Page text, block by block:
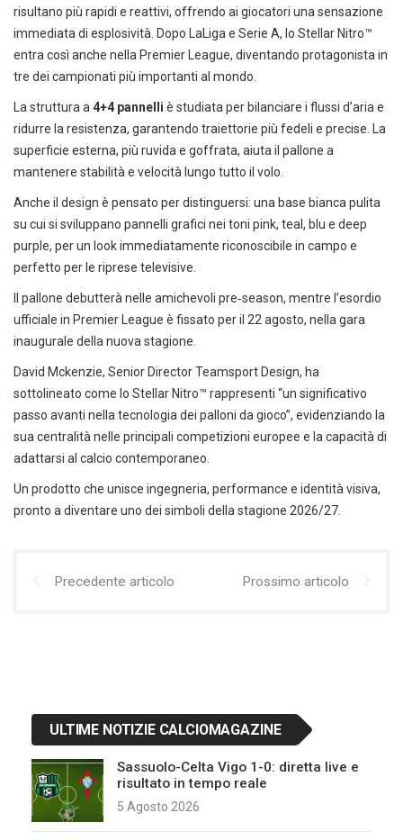
risultano più rapidi e reattivi, offrendo ai giocatori una sensazione
immediata di esplosività. Dopo LaLiga e Serie A, lo Stellar Nitro™
entra così anche nella Premier League, diventando protagonista in
tre dei campionati più importanti al mondo.
La struttura a 4+4 pannelli è studiata per bilanciare i flussi d’aria e
ridurre la resistenza, garantendo traiettorie più fedeli e precise. La
superficie esterna, più ruvida e goffrata, aiuta il pallone a
mantenere stabilità e velocità lungo tutto il volo.
Anche il design è pensato per distinguersi: una base bianca pulita
su cui si sviluppano pannelli grafici nei toni pink, teal, blu e deep
purple, per un look immediatamente riconoscibile in campo e
perfetto per le riprese televisive.
Il pallone debutterà nelle amichevoli pre‑season, mentre l’esordio
ufficiale in Premier League è fissato per il 22 agosto, nella gara
inaugurale della nuova stagione.
David Mckenzie, Senior Director Teamsport Design, ha
sottolineato come lo Stellar Nitro™ rappresenti “un significativo
passo avanti nella tecnologia dei palloni da gioco”, evidenziando la
sua centralità nelle principali competizioni europee e la capacità di
adattarsi al calcio contemporaneo.
Un prodotto che unisce ingegneria, performance e identità visiva,
pronto a diventare uno dei simboli della stagione 2026/27.
Precedente articolo Prossimo articolo
ULTIME NOTIZIE CALCIOMAGAZINE
Sassuolo-Celta Vigo 1-0: diretta live e
risultato in tempo reale
5 Agosto 2026